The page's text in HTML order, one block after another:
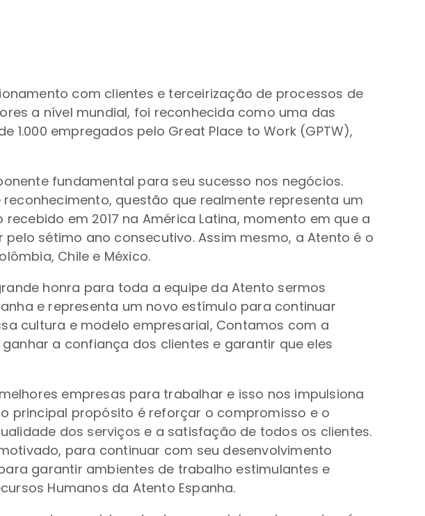
com clientes e terceirização de processos de
a nível mundial, foi reconhecida como uma das
empregados pelo Great Place to Work (GPTW),
fundamental para seu sucesso nos negócios.
questão que realmente representa um
em 2017 na América Latina, momento em que a
sétimo ano consecutivo. Assim mesmo, a Atento é o
Chile e México.
honra para toda a equipe da Atento sermos
e representa um novo estímulo para continuar
cultura e modelo empresarial, Contamos com a
a confiança dos clientes e garantir que eles
empresas para trabalhar e isso nos impulsiona
principal propósito é reforçar o compromisso e o
dos serviços e a satisfação de todos os clientes.
para continuar com seu desenvolvimento
garantir ambientes de trabalho estimulantes e
Humanos da Atento Espanha.